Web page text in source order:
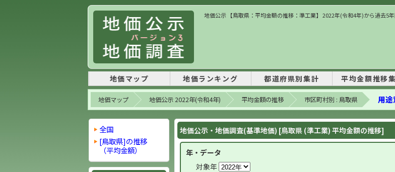
地価公示 【鳥取県：平均金額の推移：準工業】 2022年(令和4年)から過去5
地価マップ 地価ランキング 都道府県別集計 平均金額推移
地価マップ 地価公示 2022年(令和4年) 平均金額の推移 市区町村別 : 鳥取県 用途
地価公示・地価調査(基準地価) [鳥取県 (準工業) 平均金額の推移]
年・データ
対象年
全国
[鳥取県]の推移
（平均金額）